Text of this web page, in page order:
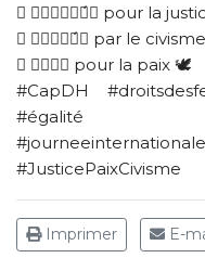
 𝐄𝐧𝐠𝐚𝐠𝐞́𝐬 pour la
 𝐆𝐮𝐢𝐝𝐞́𝐬 par le
 𝐔𝐧𝐢𝐬 pour la paix 🕊️
#CapDH
#égalité
#JusticePaixCivisme
Imprimer E-